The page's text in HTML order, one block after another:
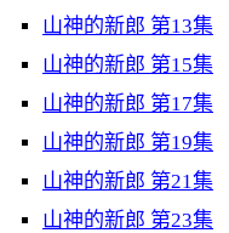
山神的新郎 第13集
山神的新郎 第15集
山神的新郎 第17集
山神的新郎 第19集
山神的新郎 第21集
山神的新郎 第23集